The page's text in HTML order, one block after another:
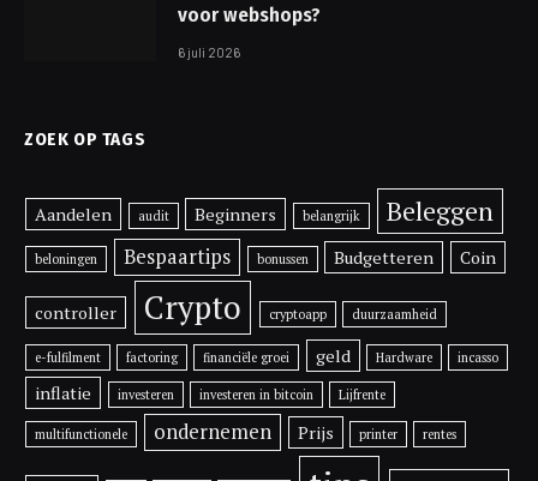
voor webshops?
6 juli 2026
ZOEK OP TAGS
Aandelen audit Beginners belangrijk Beleggen
beloningen Bespaartips bonussen Budgetteren Coin
controller Crypto cryptoapp duurzaamheid
e-fulfilment factoring financiële groei geld Hardware incasso
inflatie investeren investeren in bitcoin Lijfrente
multifunctionele ondernemen Prijs printer rentes